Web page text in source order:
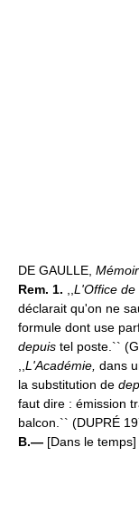
DE GAULLE,
Rem. 1.
L'Office de
déclarait qu'on ne
formule dont use
depuis tel poste.``
L'Académie, dans
la substitution de
faut dire : émission
balcon.`` (DUPRÉ
B.— [Dans le temps]